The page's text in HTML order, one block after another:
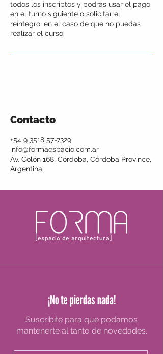
todos los inscriptos y podrás usar el pago
en el turno siguiente o solicitar el
reintegro, en el caso de que no puedas
realizar el curso.
Contacto
+54 9 3518 57-7329
info@formaespacio.com.ar
Av. Colón 168, Córdoba, Córdoba Province,
Argentina
¡No te pierdas nada!
Suscribite para que podamos
mantenerte al tanto de novedades.